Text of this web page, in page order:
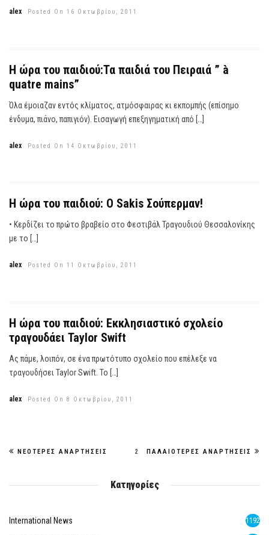
alex Posted On 16 Οκτωβρίου, 2011
Η ώρα του παιδιού:Τα παιδιά του Πειραιά ” à
quatre mains”
Όλα έμοιαζαν εντός κλίματος, ατμόσφαιρας κι εκπομπής (επίσημο
ένδυμα, πιάνο, παπιγιόν). Εισαγωγή επεξηγηματική από […]
alex Posted On 14 Οκτωβρίου, 2011
Η ώρα του παιδιού: Ο Sakis Σούπερμαν!
• Κερδίζει το πρώτο βραβείο στο Φεστιβάλ Τραγουδιού Θεσσαλονίκης
με το […]
alex Posted On 11 Οκτωβρίου, 2011
Η ώρα του παιδιού: Εκκλησιαστικό σχολείο
τραγουδάει Taylor Swift
Ας πάμε, λοιπόν, σε ένα πρωτότυπο σχολείο που επέλεξε να
τραγουδήσει Taylor Swift. Το […]
alex Posted On 8 Οκτωβρίου, 2011
2
ΝΕΌΤΕΡΕΣ ΑΝΑΡΤΉΣΕΙΣ ΠΑΛΑΙΌΤΕΡΕΣ ΑΝΑΡΤΉΣΕΙΣ
Κατηγορίες
International News 1192